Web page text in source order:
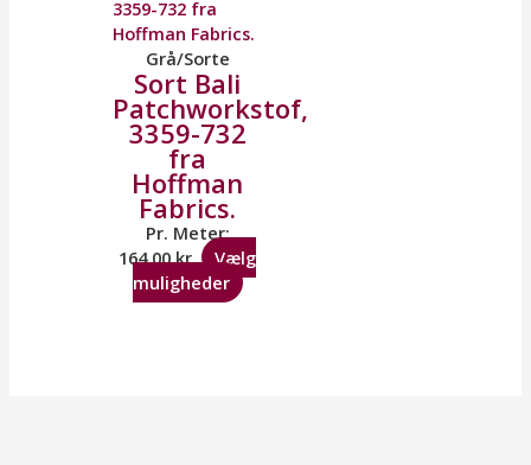
Grå/Sorte
Sort Bali
Patchworkstof,
3359-732
fra
Hoffman
Fabrics.
Pr. Meter:
164,00kr.
Vælg
muligheder